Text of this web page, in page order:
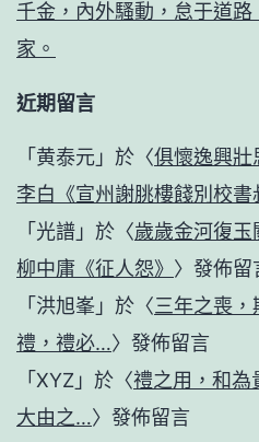
千金，內外騷動，怠于道
家。
近期留言
「 黄泰元 」於〈俱懷逸興壯
李白《宣州謝朓樓餞別校書
「 光譜 」於〈歲歲金河復玉
柳中庸《征人怨》 〉發佈留
「 洪旭峯 」於〈三年之喪，
禮，禮必…〉發佈留言
「 XYZ 」於〈禮之用，和為
大由之…〉發佈留言